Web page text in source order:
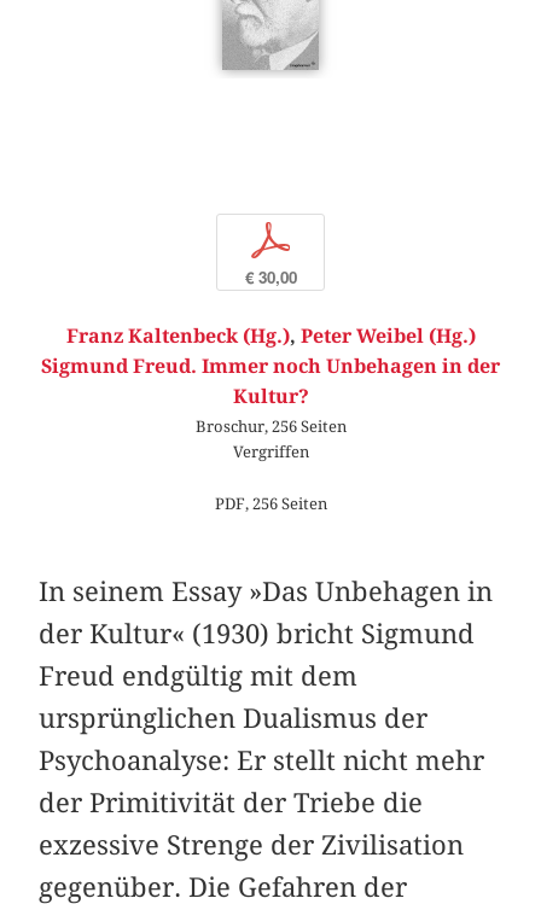
p
€ 30,00
Franz Kaltenbeck (Hg.), Peter Weibel (Hg.)
Sigmund Freud. Immer noch Unbehagen in der
Kultur?
Broschur, 256 Seiten
Vergriffen
PDF, 256 Seiten
In seinem Essay »Das Unbehagen in
der Kultur« (1930) bricht Sigmund
Freud endgültig mit dem
ursprünglichen Dualismus der
Psychoanalyse: Er stellt nicht mehr
der Primitivität der Triebe die
exzessive Strenge der Zivilisation
gegenüber. Die Gefahren der